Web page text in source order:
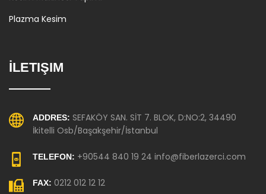
Plazma Kesim
İLETIŞIM
ADDRES: SEFAKÖY SAN. SİT 7. BLOK, D:NO:2, 34490
İkitelli Osb/Başakşehir/İstanbul
TELEFON: +90544 840 19 24 info@fiberlazerci.com
FAX: 0212 012 12 12